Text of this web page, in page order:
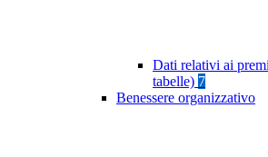
Dati relativi ai
tabelle) 7
Benessere organizzativo